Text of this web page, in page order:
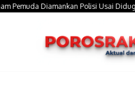
Diamankan Polisi Usai Diduga